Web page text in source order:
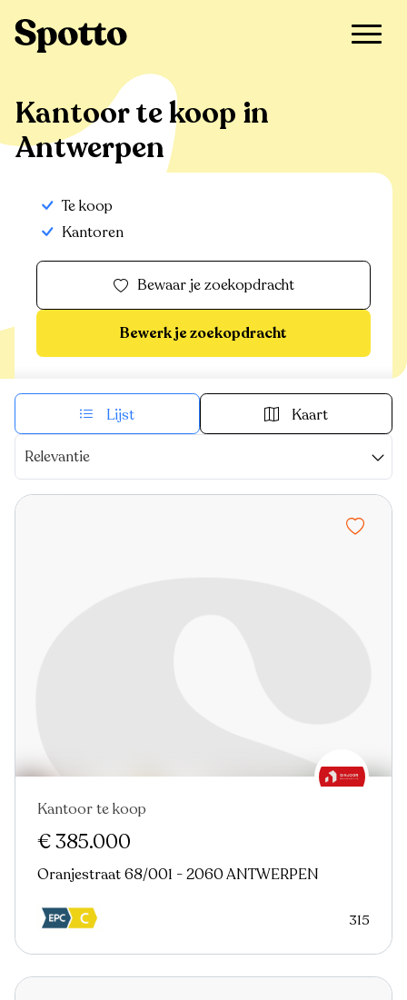
Antwerpen
Kantoor te koop in
Antwerpen
Te koop
Kantoren
Bewaar je zoekopdracht
Bewerk je zoekopdracht
Lijst Kaart
Relevantie
Nieuw
Kantoor te koop
€ 385.000
Oranjestraat 68/001 - 2060 ANTWERPEN
315